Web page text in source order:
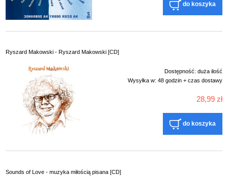
do koszyka
Ryszard Makowski - Ryszard Makowski [CD]
Dostępność: duża ilość
Wysyłka w: 48 godzin + czas dostawy
28,99 zł
do koszyka
Sounds of Love - muzyka miłością pisana [CD]